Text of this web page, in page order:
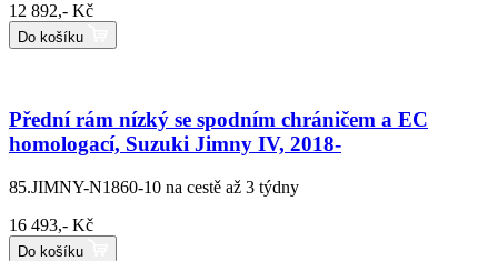
12 892,- Kč
Do košíku
Přední rám nízký se spodním chráničem a EC
homologací, Suzuki Jimny IV, 2018-
85.JIMNY-N1860-10 na cestě až 3 týdny
16 493,- Kč
Do košíku